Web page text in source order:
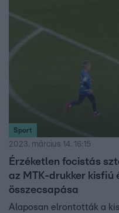
Sport
2023. március 14. 16:15
Érzéketlen focistás
az MTK-drukker kisfiú
összecsapása
Alaposan elrontották a